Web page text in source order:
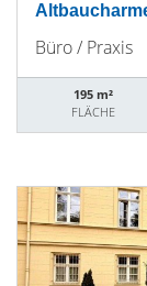
Büro / Praxis
195 m²
FLÄCHE